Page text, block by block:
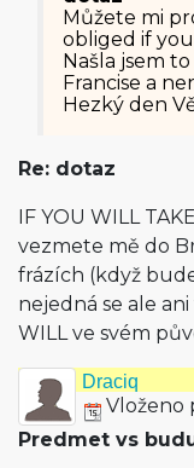
Můžete mi
obliged if
Našla jsem
Francise a
Hezký den
Re: dotaz
IF YOU WILL
vezmete mě do
frázích (když
nejedná se ale
WILL ve svém
Draciq
Vloženo
Predmet vs